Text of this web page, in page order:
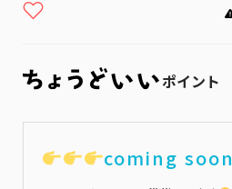
ポイント
coming soon